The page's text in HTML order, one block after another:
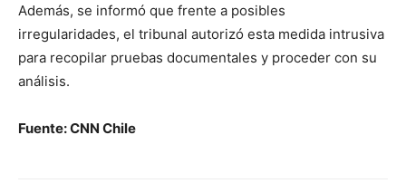
Además, se informó que frente a posibles
irregularidades, el tribunal autorizó esta medida intrusiva
para recopilar pruebas documentales y proceder con su
análisis.
Fuente: CNN Chile